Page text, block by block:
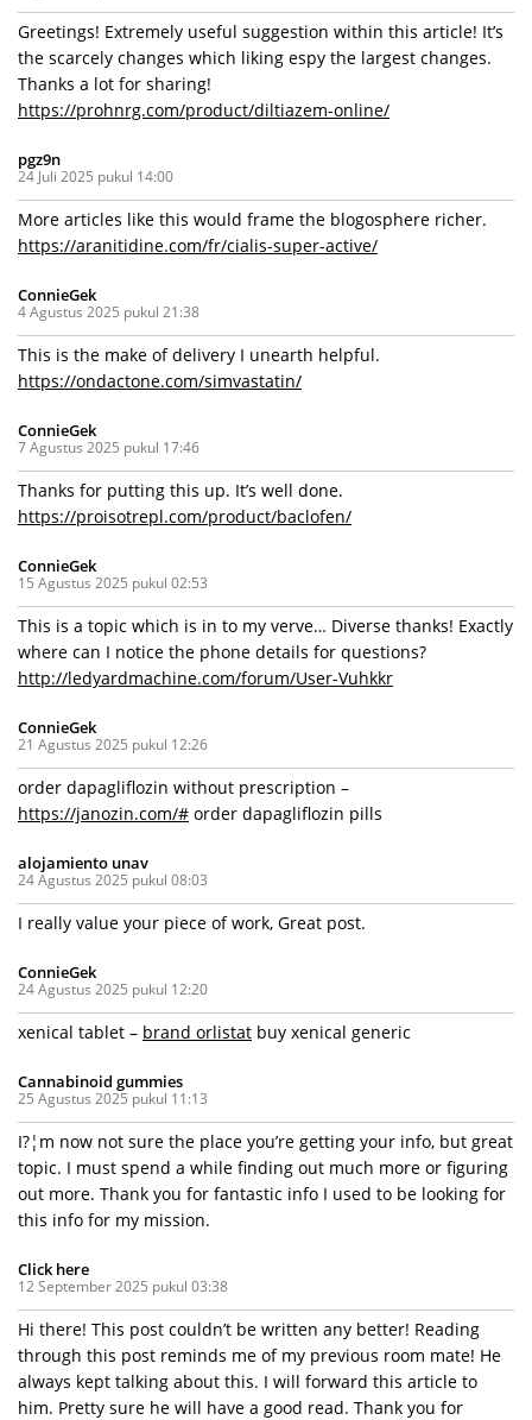
Greetings! Extremely useful suggestion within this article! It’s
the scarcely changes which liking espy the largest changes.
Thanks a lot for sharing!
https://prohnrg.com/product/diltiazem-online/
pgz9n
24 Juli 2025 pukul 14:00
More articles like this would frame the blogosphere richer.
https://aranitidine.com/fr/cialis-super-active/
ConnieGek
4 Agustus 2025 pukul 21:38
This is the make of delivery I unearth helpful.
https://ondactone.com/simvastatin/
ConnieGek
7 Agustus 2025 pukul 17:46
Thanks for putting this up. It’s well done.
https://proisotrepl.com/product/baclofen/
ConnieGek
15 Agustus 2025 pukul 02:53
This is a topic which is in to my verve… Diverse thanks! Exactly
where can I notice the phone details for questions?
http://ledyardmachine.com/forum/User-Vuhkkr
ConnieGek
21 Agustus 2025 pukul 12:26
order dapagliflozin without prescription –
https://janozin.com/# order dapagliflozin pills
alojamiento unav
24 Agustus 2025 pukul 08:03
I really value your piece of work, Great post.
ConnieGek
24 Agustus 2025 pukul 12:20
xenical tablet – brand orlistat buy xenical generic
Cannabinoid gummies
25 Agustus 2025 pukul 11:13
I?¦m now not sure the place you’re getting your info, but great
topic. I must spend a while finding out much more or figuring
out more. Thank you for fantastic info I used to be looking for
this info for my mission.
Click here
12 September 2025 pukul 03:38
Hi there! This post couldn’t be written any better! Reading
through this post reminds me of my previous room mate! He
always kept talking about this. I will forward this article to
him. Pretty sure he will have a good read. Thank you for